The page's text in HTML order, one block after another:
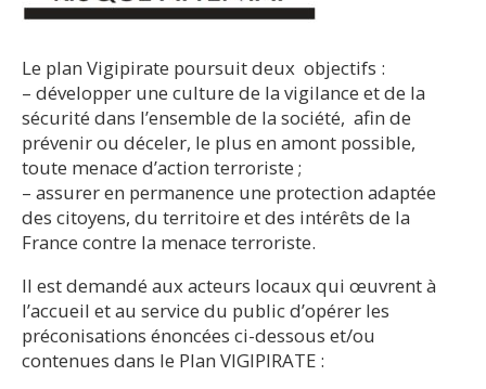
Le plan Vigipirate poursuit deux objectifs :
– développer une culture de la vigilance et de la
sécurité dans l’ensemble de la société, afin de
prévenir ou déceler, le plus en amont possible,
toute menace d’action terroriste ;
– assurer en permanence une protection adaptée
des citoyens, du territoire et des intérêts de la
France contre la menace terroriste.
Il est demandé aux acteurs locaux qui œuvrent à
l’accueil et au service du public d’opérer les
préconisations énoncées ci-dessous et/ou
contenues dans le Plan VIGIPIRATE :